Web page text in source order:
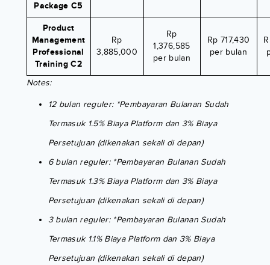
Package C5
Product
Management
Professional
Training C2
Rp
3,885,000
Rp
1,376,585
per bulan
Rp 717,430
per bulan
Notes:
12 bulan reguler: *Pembayaran Bulanan Sudah
Termasuk 1.5% Biaya Platform dan 3% Biaya
Persetujuan (dikenakan sekali di depan)
6 bulan reguler: *Pembayaran Bulanan Sudah
Termasuk 1.3% Biaya Platform dan 3% Biaya
Persetujuan (dikenakan sekali di depan)
3 bulan reguler: *Pembayaran Bulanan Sudah
Termasuk 1.1% Biaya Platform dan 3% Biaya
Persetujuan (dikenakan sekali di depan)